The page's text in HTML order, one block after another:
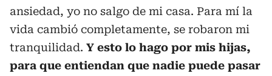
ansiedad, yo no salgo de mi casa. Para mí la
vida cambió completamente, se robaron mi
tranquilidad. Y esto lo hago por mis hijas,
para que entiendan que nadie puede pasar